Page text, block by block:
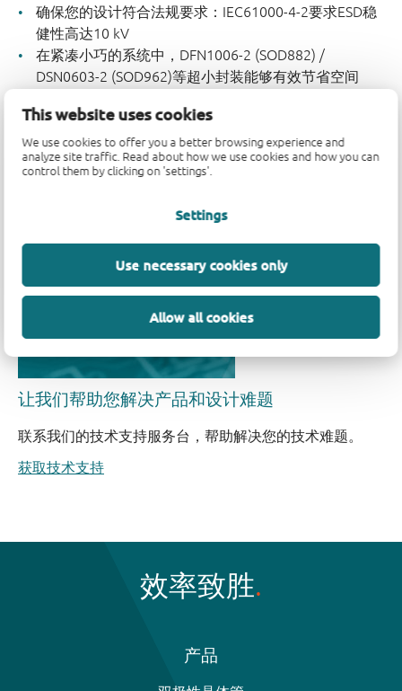
This website uses cookies
We use cookies to offer you a better browsing experience and
analyze site traffic. Read about how we use cookies and how you can
control them by clicking on 'settings'.
Settings
Use necessary cookies only
Allow all cookies
确保您的设计符合法规要求：IEC61000-4-2要求ESD稳
健性高达10 kV
在紧凑小巧的系统中，DFN1006-2 (SOD882) /
DSN0603-2 (SOD962)等超小封装能够有效节省空间
让我们帮助您解决产品和设计难题
联系我们的技术支持服务台，帮助解决您的技术难题。
获取技术支持
效率致胜
产品